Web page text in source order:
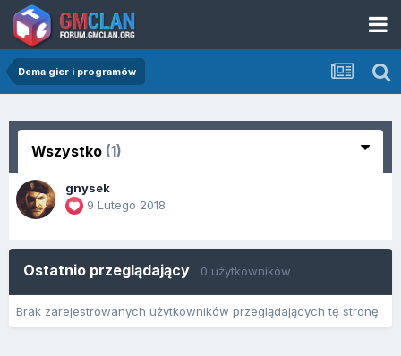
Dema gier i programów
Wszystko (1)
gnysek
9 Lutego 2018
Ostatnio przeglądający 0 użytkowników
Brak zarejestrowanych użytkowników przeglądających tę stronę.